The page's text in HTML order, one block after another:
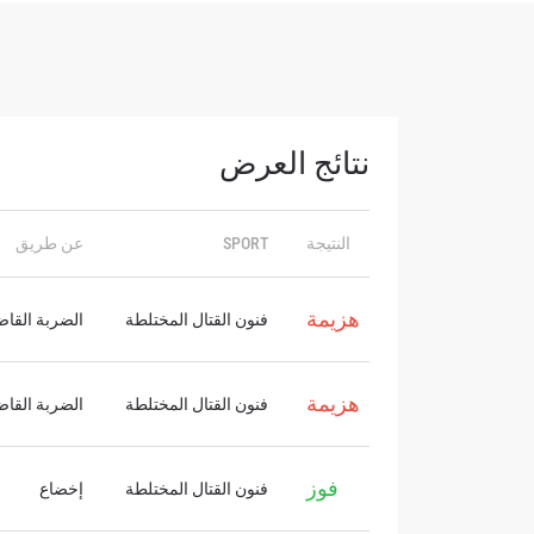
نتائج العرض
النتيجة SPORT عن طريق
هزيمة فنون القتال المختلطة الضربة
هزيمة فنون القتال المختلطة الضربة
فوز فنون القتال المختلطة إخضاع
ابق
خذ
العروض
الإسم